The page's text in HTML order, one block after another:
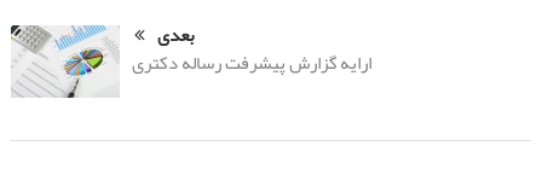
بعدی
ارایه گزارش پیشرفت رساله دکتری